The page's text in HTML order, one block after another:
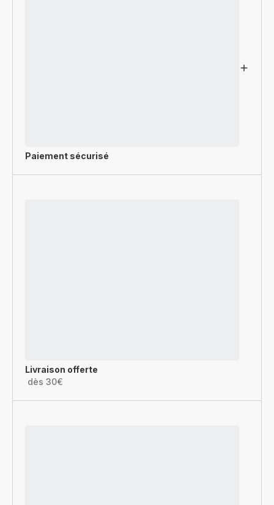
Paiement sécurisé
Livraison offerte
dès 30€